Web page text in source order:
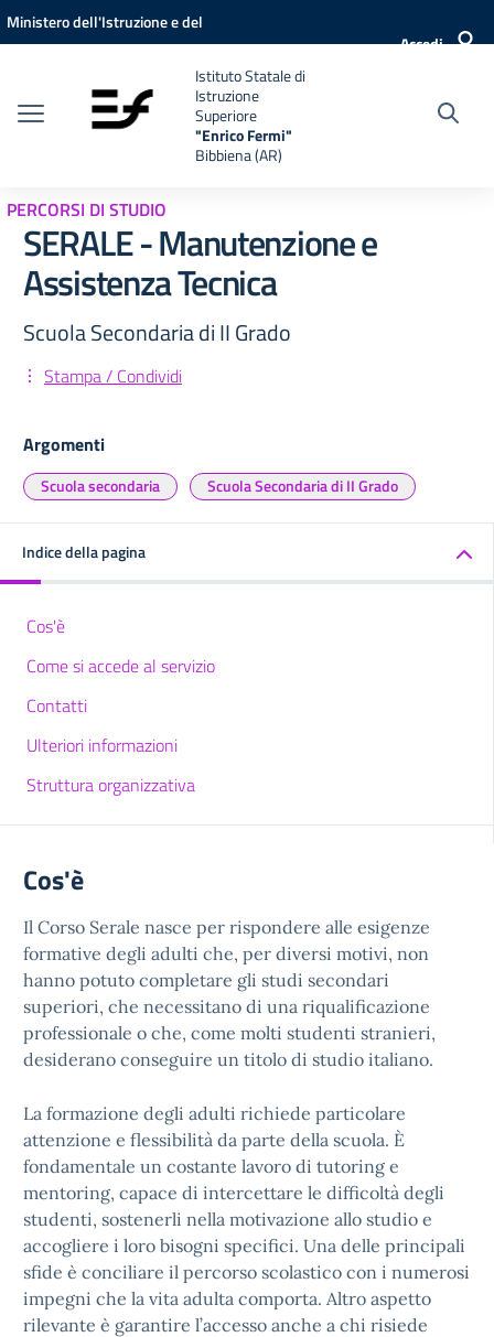
Vai ai contenuti
Vai al menu di navigazione
Vai al footer
Ministero dell'Istruzione e del
Accedi
Istituto Statale di
Istruzione
Superiore
"Enrico Fermi"
Bibbiena (AR)
PERCORSI DI STUDIO
SERALE - Manutenzione e
Assistenza Tecnica
Scuola Secondaria di II Grado
Stampa / Condividi
Argomenti
Scuola secondaria Scuola Secondaria di II Grado
Indice della pagina
Cos'è
Come si accede al servizio
Contatti
Ulteriori informazioni
Struttura organizzativa
Cos'è
Il Corso Serale nasce per rispondere alle esigenze
formative degli adulti che, per diversi motivi, non
hanno potuto completare gli studi secondari
superiori, che necessitano di una riqualificazione
professionale o che, come molti studenti stranieri,
desiderano conseguire un titolo di studio italiano.
La formazione degli adulti richiede particolare
attenzione e flessibilità da parte della scuola. È
fondamentale un costante lavoro di tutoring e
mentoring, capace di intercettare le difficoltà degli
studenti, sostenerli nella motivazione allo studio e
accogliere i loro bisogni specifici. Una delle principali
sfide è conciliare il percorso scolastico con i numerosi
impegni che la vita adulta comporta. Altro aspetto
rilevante è garantire l’accesso anche a chi risiede